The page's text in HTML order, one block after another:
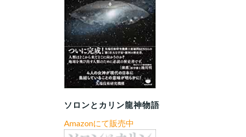
ソロンとカリン龍神物語
Amazonにて販売中